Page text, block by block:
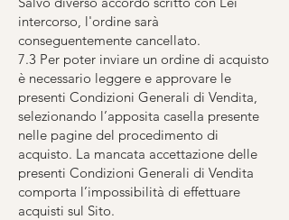
intercorso, l'ordine sarà
conseguentemente cancellato.
7.3 Per poter inviare un ordine di acquisto
è necessario leggere e approvare le
presenti Condizioni Generali di Vendita,
selezionando l’apposita casella presente
nelle pagine del procedimento di
acquisto. La mancata accettazione delle
presenti Condizioni Generali di Vendita
comporta l’impossibilità di effettuare
acquisti sul Sito.